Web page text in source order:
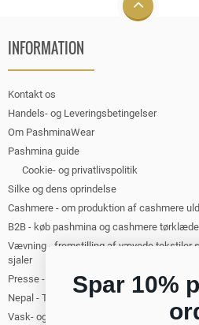
INFORMATION
Kontakt os
Handels- og Leveringsbetingelser
Om PashminaWear
Pashmina guide
Cookie- og privatlivspolitik
Silke og dens oprindelse
Cashmere - om produktion af cashmere uld
B2B - køb pashmina og cashmere
Vævning - fremstilling af vævede tekstiler
sjaler
Presse - PashminaWear i medierne
Nepal - Turist i Kathmandu. Om at rejse til
Vask- og plejeanvisning for cashmere
Spar 10%